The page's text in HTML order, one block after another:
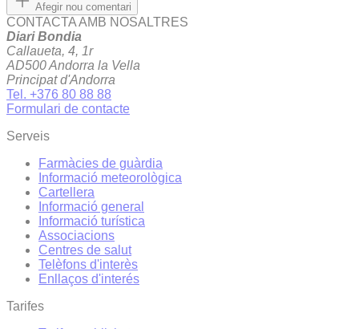
Afegir nou comentari
CONTACTA AMB NOSALTRES
Diari Bondia
Callaueta, 4, 1r
AD500 Andorra la Vella
Principat d'Andorra
Tel. +376 80 88 88
Formulari de contacte
Serveis
Farmàcies de guàrdia
Informació meteorològica
Cartellera
Informació general
Informació turística
Associacions
Centres de salut
Telèfons d'interès
Enllaços d'interés
Tarifes